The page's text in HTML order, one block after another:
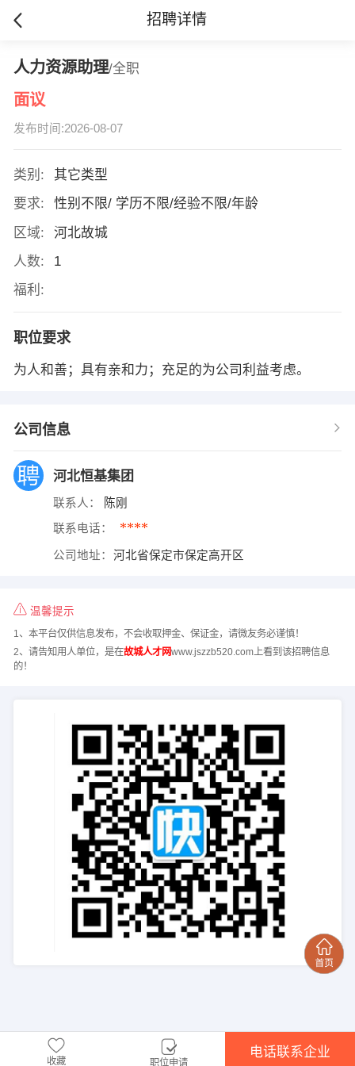
招聘详情
人力资源助理/全职
面议
发布时间:2026-08-07
类别:
其它类型
要求:
性别不限/ 学历不限/经验不限/年龄
区域:
河北故城
人数:
1
福利:
职位要求
为人和善；具有亲和力；充足的为公司利益考虑。
公司信息
河北恒基集团
联系人： 陈刚
联系电话： ****
公司地址： 河北省保定市保定高开区
温馨提示
1、本平台仅供信息发布，不会收取押金、保证金，请微友务必谨慎！
2、请告知用人单位，是在故城人才网www.jszzb520.com上看到该招聘信息
的！
收藏 职位申请
电话联系企业